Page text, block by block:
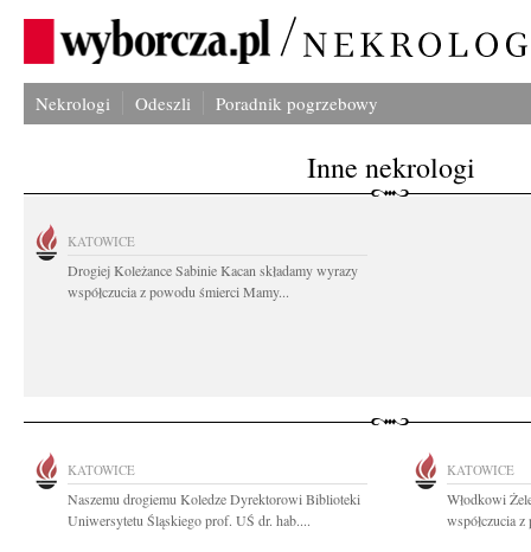
Nekrologi Odeszli Poradnik pogrzebowy
Inne nekrologi
KATOWICE
Drogiej Koleżance Sabinie Kacan składamy wyrazy
współczucia z powodu śmierci Mamy...
KATOWICE
Naszemu drogiemu Koledze Dyrektorowi Biblioteki
Uniwersytetu Śląskiego prof. UŚ dr. hab....
KATOWICE
Włodkowi
współczucia